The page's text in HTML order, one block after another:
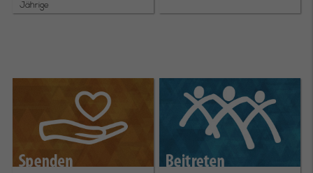
Jährige